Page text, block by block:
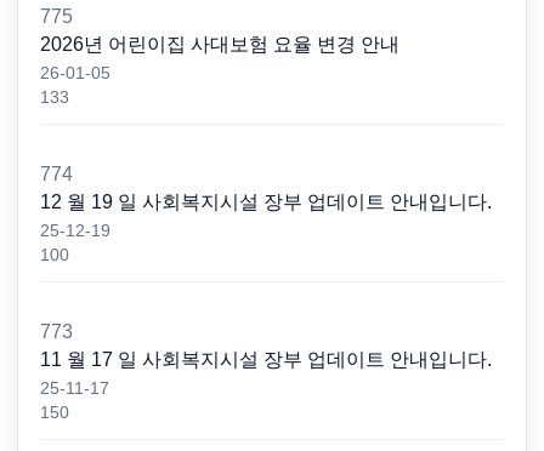
775
2026년 어린이집 사대보험 요율 변경 안내
26-01-05
133
774
12 월 19 일 사회복지시설 장부 업데이트 안내입니다.
25-12-19
100
773
11 월 17 일 사회복지시설 장부 업데이트 안내입니다.
25-11-17
150